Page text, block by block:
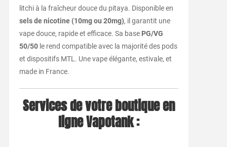
litchi à la fraîcheur douce du pitaya. Disponible en
sels de nicotine (10mg ou 20mg), il garantit une
vape douce, rapide et efficace. Sa base PG/VG
50/50le rend compatible avec la majorité des pods
et dispositifs MTL. Une vape élégante, estivale, et
made in France.
Services de votre boutique en
ligne Vapotank :